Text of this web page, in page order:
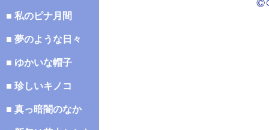
■ 私のピナ月間
■ 夢のような日々
■ ゆかいな帽子
■ 珍しいキノコ
■ 真っ暗闇のなか